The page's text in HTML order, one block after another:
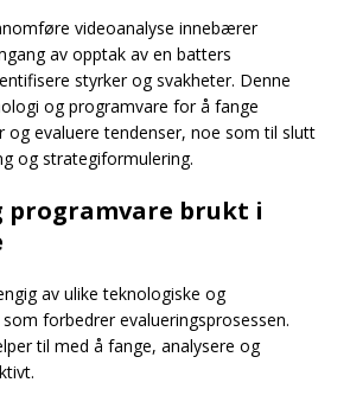
videoanalyse innebærer
av opptak av en batters
styrker og svakheter. Denne
og programvare for å fange
og evaluere tendenser, noe som til slutt
og strategiformulering.
programvare brukt i
av ulike teknologiske og
forbedrer evalueringsprosessen.
til med å fange, analysere og